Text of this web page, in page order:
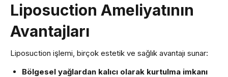
Liposuction Ameliyatının
Avantajları
Liposuction işlemi, birçok estetik ve sağlık avantajı sunar:
Bölgesel yağlardan kalıcı olarak kurtulma imkanı